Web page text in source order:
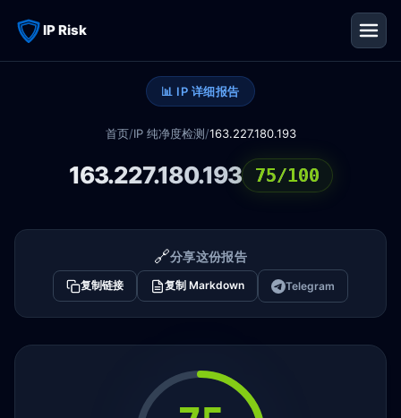
IP Risk
📊 IP 详细报告
首页/IP 纯净度检测/163.227.180.193
163.227.180.193 75/100
🔗分享这份报告
复制链接 复制 Markdown Telegram